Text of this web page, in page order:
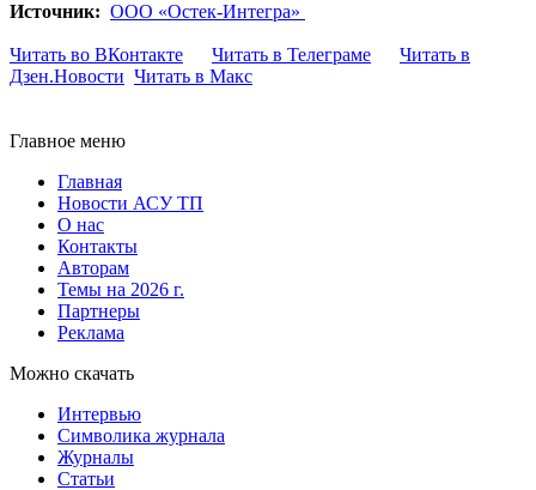
Источник: ООО «Остек-Интегра»
Читать во ВКонтакте Читать в Телеграме
Читать в
Дзен.Новости Читать в Макс
Главное меню
Главная
Новости АСУ ТП
О нас
Контакты
Авторам
Темы на 2026 г.
Партнеры
Реклама
Можно скачать
Интервью
Символика журнала
Журналы
Статьи